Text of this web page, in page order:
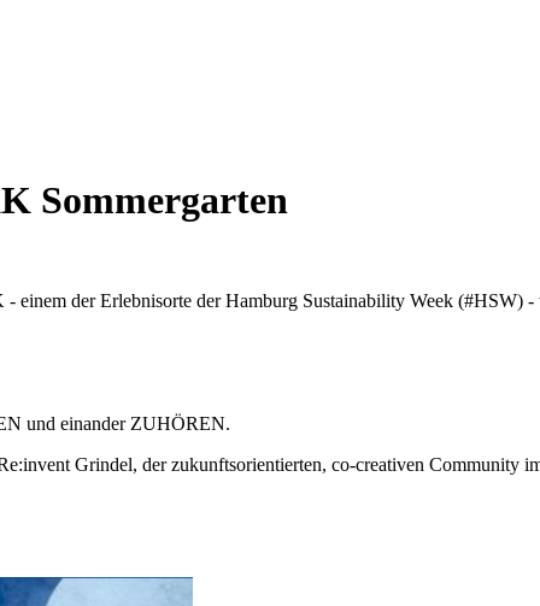
Sommergarten
einem der Erlebnisorte der Hamburg Sustainability Week (#HSW) -
und einander ZUHÖREN.
Grindel, der zukunftsorientierten, co-creativen Community